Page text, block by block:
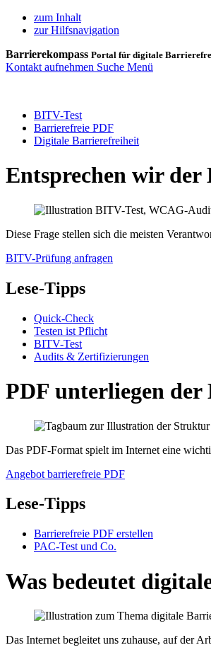
zum Inhalt
zur Hilfsnavigation
Barrierekompass Portal für digitale
Kontakt aufnehmen Suche Menü
BITV-Test
Barrierefreie PDF
Digitale Barrierefreiheit
Entsprechen wir der
Diese Frage stellen sich die meisten
BITV-Prüfung anfragen
Lese-Tipps
Quick-Check
Testen ist Pflicht
BITV-Test
Audits & Zertifizierungen
PDF unterliegen
Das PDF-Format spielt im Internet eine
Angebot barrierefreie PDF
Lese-Tipps
Barrierefreie PDF erstellen
PAC-Test und Co.
Was bedeutet
Das Internet begleitet uns zuhause, auf der